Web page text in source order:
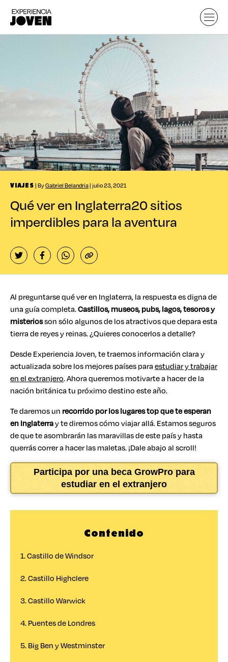
VIAJES | ByGabriel Belandria| julio 23, 2021
Qué ver en Inglaterra20 sitios
imperdibles para la aventura
Al preguntarse qué ver en Inglaterra, la respuesta es digna de
una guía completa.Castillos, museos, pubs, lagos, tesoros y
misteriosson sólo algunos de los atractivos que depara esta
tierra de reyes y reinas. ¿Quieres conocerlos a detalle?
Desde Experiencia Joven, te traemos información clara y
actualizada sobre los mejores países paraestudiar y trabajar
en el extranjero. Ahora queremos motivarte a hacer de la
nación británica tu próximo destino este año.
Te daremos un recorrido por los lugares top que te esperan
en Inglaterray te diremos cómo viajar allá. Estamos seguros
de que te asombrarán las maravillas de este país y hasta
querrás correr a hacer las maletas. ¡Dale abajo al scroll!
Participa por una beca GrowPro para
estudiar en el extranjero
Contenido
1. Castillo de Windsor
2. Castillo Highclere
3. Castillo Warwick
4. Puentes de Londres
5. Big Ben y Westminster